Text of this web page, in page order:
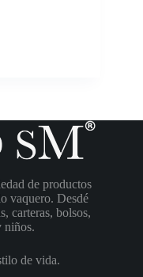
de productos
vaquero. Desdé
carteras, bolsos,
niños.
de vida.